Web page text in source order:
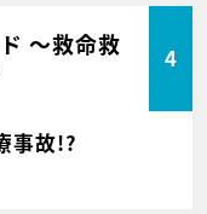
～救命救
4
事故!?